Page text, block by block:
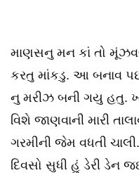
માણસનુ મન કાં તો
કરતુ માંકડુ. આ બનાવ
નુ મરીઝ બની ગયુ હતુ.
વિશે જાણવાની મારી
ગરમીની જેમ વધતી
દિવસો સુધી હું ડેરી ડેન